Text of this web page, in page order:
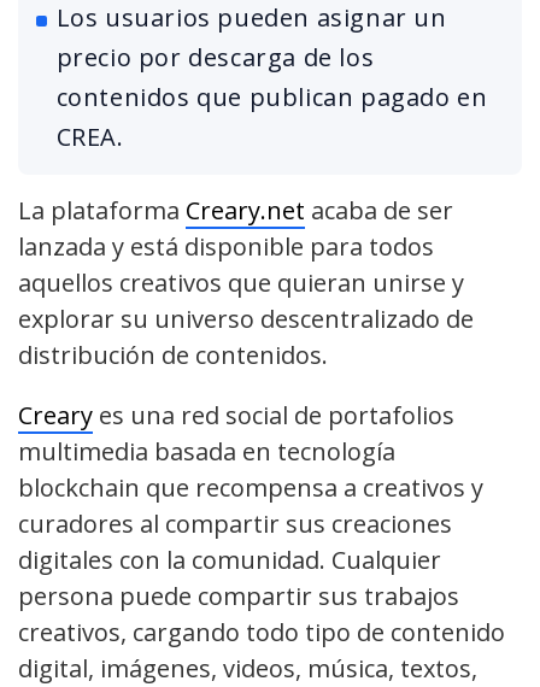
Los usuarios pueden asignar un
precio por descarga de los
contenidos que publican pagado en
CREA.
La plataforma Creary.net acaba de ser
lanzada y está disponible para todos
aquellos creativos que quieran unirse y
explorar su universo descentralizado de
distribución de contenidos.
Creary es una red social de portafolios
multimedia basada en tecnología
blockchain que recompensa a creativos y
curadores al compartir sus creaciones
digitales con la comunidad. Cualquier
persona puede compartir sus trabajos
creativos, cargando todo tipo de contenido
digital, imágenes, videos, música, textos,